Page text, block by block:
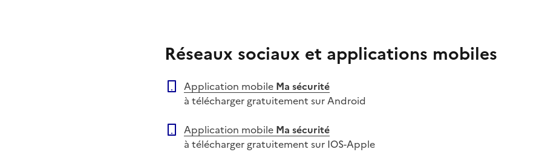
Réseaux sociaux et applications mobiles
Application mobile Ma sécurité
à télécharger gratuitement sur Android
Application mobile Ma sécurité
à télécharger gratuitement sur IOS-Apple